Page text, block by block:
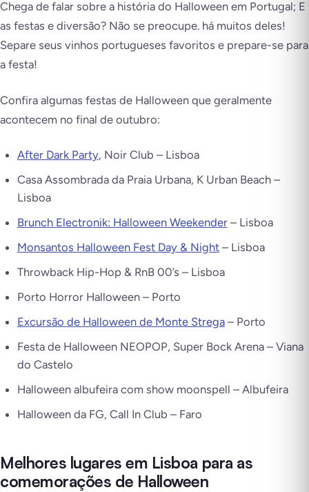
Chega de falar sobre a história do Halloween em Portugal; E
as festas e diversão? Não se preocupe. há muitos deles!
Separe seus vinhos portugueses favoritos e prepare-se para
a festa!
Confira algumas festas de Halloween que geralmente
acontecem no final de outubro:
After Dark Party, Noir Club – Lisboa
Casa Assombrada da Praia Urbana, K Urban Beach –
Lisboa
Brunch Electronik: Halloween Weekender– Lisboa
Monsantos Halloween Fest Day & Night– Lisboa
Throwback Hip-Hop & RnB 00’s – Lisboa
Porto Horror Halloween – Porto
Excursão de Halloween de Monte Strega– Porto
Festa de Halloween NEOPOP, Super Bock Arena – Viana
do Castelo
Halloween albufeira com show moonspell – Albufeira
Halloween da FG, Call In Club – Faro
Melhores lugares em Lisboa para as
comemorações de Halloween